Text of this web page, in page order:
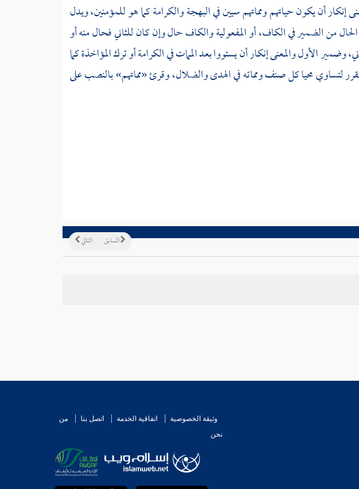
إنكار أن يكون حياتهم ومماتهم سيين في البهجة والكرامة كما هو للمؤمنين، ويدل
من الضمير في الكاف، أو المفعولية والكاف حال وإن كان للثاني فحال منه أو
وضمير الأول والمعنى إنكار أن يستووا بعد الممات في الكرامة أو ترك المؤاخذة كما
لتساوي محيا كل صنف ومماته في الهدى والضلال، وقرئ «مماتهم» بالنصب على
التالي السابق
وثيقة الخصوصية اتفاقية الخدمة اتصل بنا
من
نحن